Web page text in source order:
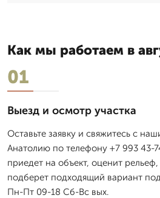
Как мы работаем в
01
Выезд и осмотр участка
Оставьте заявку и свяжитесь с
Анатолию по телефону +7 993 43-
приедет на объект, оценит
подберет подходящий вариант
Пн-Пт 09-18 Сб-Вс вых.